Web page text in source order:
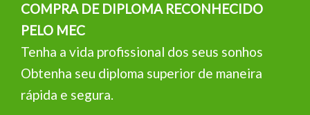
COMPRA DE DIPLOMA RECONHECIDO
PELO MEC
Tenha a vida profissional dos seus sonhos
Obtenha seu diploma superior de maneira
rápida e segura.